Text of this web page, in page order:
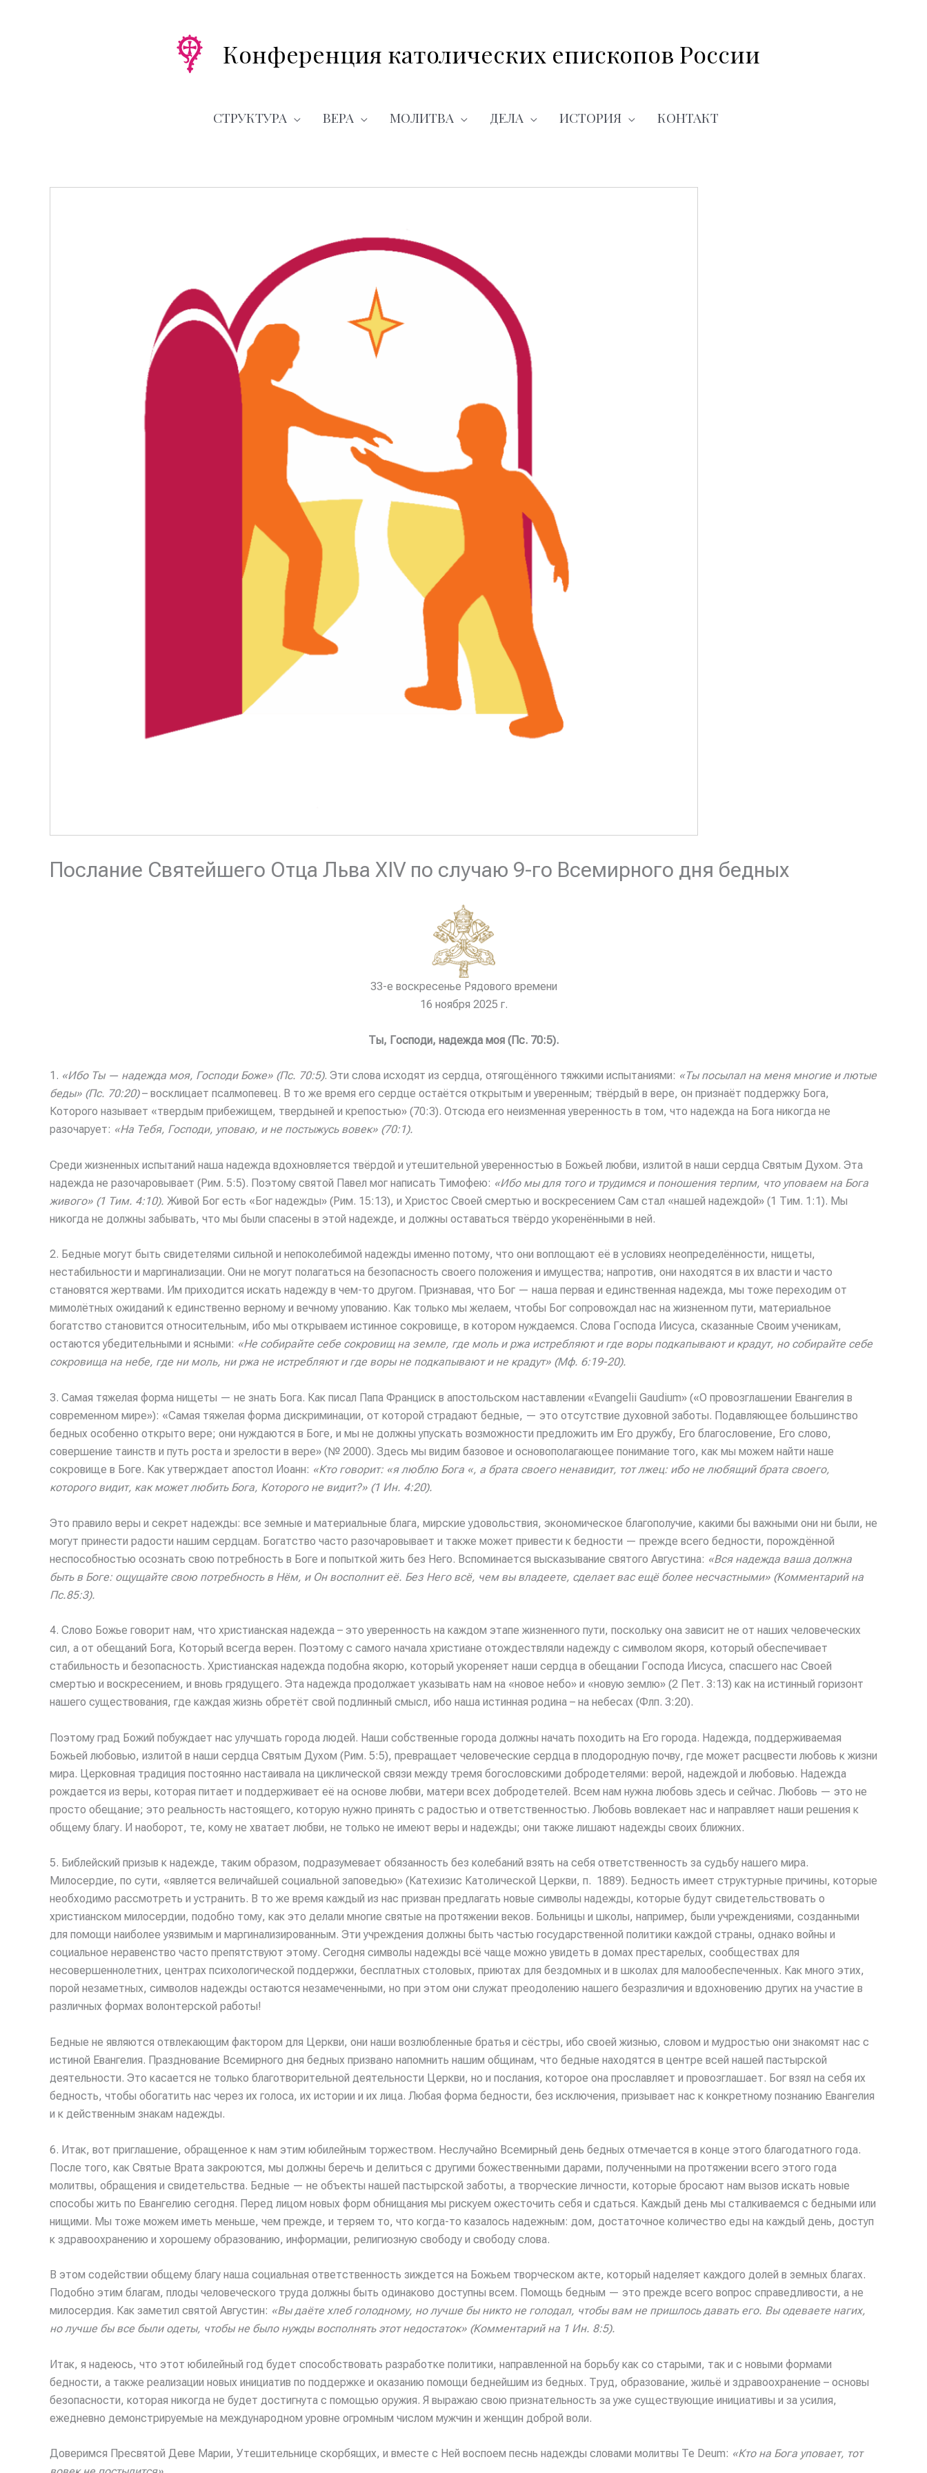
Конференция католических епископов России
СТРУКТУРА ВЕРА МОЛИТВА ДЕЛА ИСТОРИЯ КОНТАКТ
Послание Святейшего Отца Льва XIV по случаю 9-го Всемирного дня бедных
33-е воскресенье Рядового времени
16 ноября 2025 г.
Ты, Господи, надежда моя (Пс. 70:5).
1. «Ибо Ты — надежда моя, Господи Боже» (Пс. 70:5). Эти слова исходят из сердца, отягощённого тяжкими испытаниями: «Ты посылал на меня многие и лютые
беды» (Пс. 70:20)– восклицает псалмопевец. В то же время его сердце остаётся открытым и уверенным; твёрдый в вере, он признаёт поддержку Бога,
Которого называет «твердым прибежищем, твердыней и крепостью» (70:3). Отсюда его неизменная уверенность в том, что надежда на Бога никогда не
разочарует: «На Тебя, Господи, уповаю, и не постыжусь вовек» (70:1).
Среди жизненных испытаний наша надежда вдохновляется твёрдой и утешительной уверенностью в Божьей любви, излитой в наши сердца Святым Духом. Эта
надежда не разочаровывает (Рим. 5:5). Поэтому святой Павел мог написать Тимофею: «Ибо мы для того и трудимся и поношения терпим, что уповаем на Бога
живого» (1 Тим. 4:10). Живой Бог есть «Бог надежды» (Рим. 15:13), и Христос Своей смертью и воскресением Сам стал «нашей надеждой» (1 Тим. 1:1). Мы
никогда не должны забывать, что мы были спасены в этой надежде, и должны оставаться твёрдо укоренёнными в ней.
2. Бедные могут быть свидетелями сильной и непоколебимой надежды именно потому, что они воплощают её в условиях неопределённости, нищеты,
нестабильности и маргинализации. Они не могут полагаться на безопасность своего положения и имущества; напротив, они находятся в их власти и часто
становятся жертвами. Им приходится искать надежду в чем-то другом. Признавая, что Бог — наша первая и единственная надежда, мы тоже переходим от
мимолётных ожиданий к единственно верному и вечному упованию. Как только мы желаем, чтобы Бог сопровождал нас на жизненном пути, материальное
богатство становится относительным, ибо мы открываем истинное сокровище, в котором нуждаемся. Слова Господа Иисуса, сказанные Своим ученикам,
остаются убедительными и ясными: «Не собирайте себе сокровищ на земле, где моль и ржа истребляют и где воры подкапывают и крадут, но собирайте себе
сокровища на небе, где ни моль, ни ржа не истребляют и где воры не подкапывают и не крадут» (Мф. 6:19-20).
3. Самая тяжелая форма нищеты — не знать Бога. Как писал Папа Франциск в апостольском наставлении «Evangelii Gaudium» («О провозглашении Евангелия в
современном мире»): «Самая тяжелая форма дискриминации, от которой страдают бедные, — это отсутствие духовной заботы. Подавляющее большинство
бедных особенно открыто вере; они нуждаются в Боге, и мы не должны упускать возможности предложить им Его дружбу, Его благословение, Его слово,
совершение таинств и путь роста и зрелости в вере» (№ 2000). Здесь мы видим базовое и основополагающее понимание того, как мы можем найти наше
сокровище в Боге. Как утверждает апостол Иоанн: «Кто говорит: «я люблю Бога «, а брата своего ненавидит, тот лжец: ибо не любящий брата своего,
которого видит, как может любить Бога, Которого не видит?» (1 Ин. 4:20).
Это правило веры и секрет надежды: все земные и материальные блага, мирские удовольствия, экономическое благополучие, какими бы важными они ни были, не
могут принести радости нашим сердцам. Богатство часто разочаровывает и также может привести к бедности — прежде всего бедности, порождённой
неспособностью осознать свою потребность в Боге и попыткой жить без Него. Вспоминается высказывание святого Августина: «Вся надежда ваша должна
быть в Боге: ощущайте свою потребность в Нём, и Он восполнит её. Без Него всё, чем вы владеете, сделает вас ещё более несчастными» (Комментарий на
Пс.85:3).
4. Слово Божье говорит нам, что христианская надежда – это уверенность на каждом этапе жизненного пути, поскольку она зависит не от наших человеческих
сил, а от обещаний Бога, Который всегда верен. Поэтому с самого начала христиане отождествляли надежду с символом якоря, который обеспечивает
стабильность и безопасность. Христианская надежда подобна якорю, который укореняет наши сердца в обещании Господа Иисуса, спасшего нас Своей
смертью и воскресением, и вновь грядущего. Эта надежда продолжает указывать нам на «новое небо» и «новую землю» (2 Пет. 3:13) как на истинный горизонт
нашего существования, где каждая жизнь обретёт свой подлинный смысл, ибо наша истинная родина – на небесах (Флп. 3:20).
Поэтому град Божий побуждает нас улучшать города людей. Наши собственные города должны начать походить на Его города. Надежда, поддерживаемая
Божьей любовью, излитой в наши сердца Святым Духом (Рим. 5:5), превращает человеческие сердца в плодородную почву, где может расцвести любовь к жизни
мира. Церковная традиция постоянно настаивала на циклической связи между тремя богословскими добродетелями: верой, надеждой и любовью. Надежда
рождается из веры, которая питает и поддерживает её на основе любви, матери всех добродетелей. Всем нам нужна любовь здесь и сейчас. Любовь — это не
просто обещание; это реальность настоящего, которую нужно принять с радостью и ответственностью. Любовь вовлекает нас и направляет наши решения к
общему благу. И наоборот, те, кому не хватает любви, не только не имеют веры и надежды; они также лишают надежды своих ближних.
5. Библейский призыв к надежде, таким образом, подразумевает обязанность без колебаний взять на себя ответственность за судьбу нашего мира.
Милосердие, по сути, «является величайшей социальной заповедью» (Катехизис Католической Церкви, п. 1889). Бедность имеет структурные причины, которые
необходимо рассмотреть и устранить. В то же время каждый из нас призван предлагать новые символы надежды, которые будут свидетельствовать о
христианском милосердии, подобно тому, как это делали многие святые на протяжении веков. Больницы и школы, например, были учреждениями, созданными
для помощи наиболее уязвимым и маргинализированным. Эти учреждения должны быть частью государственной политики каждой страны, однако войны и
социальное неравенство часто препятствуют этому. Сегодня символы надежды всё чаще можно увидеть в домах престарелых, сообществах для
несовершеннолетних, центрах психологической поддержки, бесплатных столовых, приютах для бездомных и в школах для малообеспеченных. Как много этих,
порой незаметных, символов надежды остаются незамеченными, но при этом они служат преодолению нашего безразличия и вдохновению других на участие в
различных формах волонтерской работы!
Бедные не являются отвлекающим фактором для Церкви, они наши возлюбленные братья и сёстры, ибо своей жизнью, словом и мудростью они знакомят нас с
истиной Евангелия. Празднование Всемирного дня бедных призвано напомнить нашим общинам, что бедные находятся в центре всей нашей пастырской
деятельности. Это касается не только благотворительной деятельности Церкви, но и послания, которое она прославляет и провозглашает. Бог взял на себя их
бедность, чтобы обогатить нас через их голоса, их истории и их лица. Любая форма бедности, без исключения, призывает нас к конкретному познанию Евангелия
и к действенным знакам надежды.
6. Итак, вот приглашение, обращенное к нам этим юбилейным торжеством. Неслучайно Всемирный день бедных отмечается в конце этого благодатного года.
После того, как Святые Врата закроются, мы должны беречь и делиться с другими божественными дарами, полученными на протяжении всего этого года
молитвы, обращения и свидетельства. Бедные — не объекты нашей пастырской заботы, а творческие личности, которые бросают нам вызов искать новые
способы жить по Евангелию сегодня. Перед лицом новых форм обнищания мы рискуем ожесточить себя и сдаться. Каждый день мы сталкиваемся с бедными или
нищими. Мы тоже можем иметь меньше, чем прежде, и теряем то, что когда-то казалось надежным: дом, достаточное количество еды на каждый день, доступ
к здравоохранению и хорошему образованию, информации, религиозную свободу и свободу слова.
В этом содействии общему благу наша социальная ответственность зиждется на Божьем творческом акте, который наделяет каждого долей в земных благах.
Подобно этим благам, плоды человеческого труда должны быть одинаково доступны всем. Помощь бедным — это прежде всего вопрос справедливости, а не
милосердия. Как заметил святой Августин: «Вы даёте хлеб голодному, но лучше бы никто не голодал, чтобы вам не пришлось давать его. Вы одеваете нагих,
но лучше бы все были одеты, чтобы не было нужды восполнять этот недостаток» (Комментарий на 1 Ин. 8:5).
Итак, я надеюсь, что этот юбилейный год будет способствовать разработке политики, направленной на борьбу как со старыми, так и с новыми формами
бедности, а также реализации новых инициатив по поддержке и оказанию помощи беднейшим из бедных. Труд, образование, жильё и здравоохранение – основы
безопасности, которая никогда не будет достигнута с помощью оружия. Я выражаю свою признательность за уже существующие инициативы и за усилия,
ежедневно демонстрируемые на международном уровне огромным числом мужчин и женщин доброй воли.
Доверимся Пресвятой Деве Марии, Утешительнице скорбящих, и вместе с Ней воспоем песнь надежды словами молитвы Te Deum: «Кто на Бога уповает, тот